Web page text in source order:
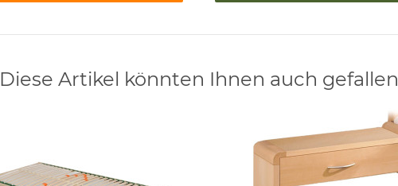
Diese Artikel könnten Ihnen auch gefallen